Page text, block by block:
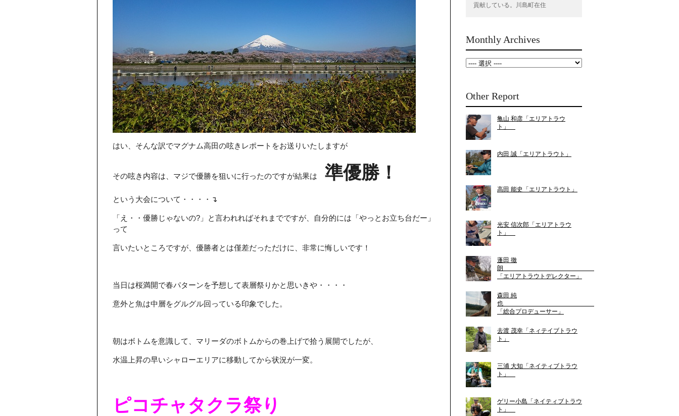
はい、そんな訳でマグナム高田の呟きレポートをお送りいたしますが
その呟き内容は、マジで優勝を狙いに行ったのですが結果は 準優勝！
という大会について・・・・↴
「え・・優勝じゃないの?」と言われればそれまでですが、自分的には「やっとお立ち台だー」
って
言いたいところですが、優勝者とは僅差だっただけに、非常に悔しいです！
当日は桜満開で春パターンを予想して表層祭りかと思いきや・・・・
意外と魚は中層をグルグル回っている印象でした。
朝はボトムを意識して、マリーダのボトムからの巻上げで拾う展開でしたが、
水温上昇の早いシャローエリアに移動してから状況が一変。
ピコチャタクラ祭り
貢献している。川島町在住
Monthly Archives
Other Report
亀山 和彦「エリアトラウ
ト」
内田 誠「エリアトラウト」
高田 能史「エリアトラウト」
光安 信次郎「エリアトラウ
ト」
蓬田 徹
朗
「エリアトラウトデレクター」
森田 純
也
「総合プロデューサー」
去渡 茂幸「ネィテイブトラウ
ト」
三浦 大知「ネイティブトラウ
ト」
ゲリー小島「ネイティブトラウ
ト」